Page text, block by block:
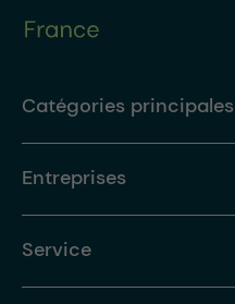
Catégories principales
Entreprises
Service